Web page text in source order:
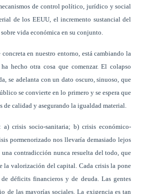
de control político, jurídico y social
de los EEUU, el incremento sustancial del
vida económica en su conjunto.
en nuestro entorno, está cambiando la
hecho otra cosa que comenzar. El colapso
se adelanta con un dato oscuro, sinuoso, que
se convierte en lo primero y se espera que
de calidad y asegurando la igualdad material.
crisis socio-sanitaria; b) crisis económico-
pormenorizado nos llevaría demasiado lejos
una contradicción nunca resuelta del todo, que
la valorización del capital. Cada crisis la pone
déficits financieros y de deuda. Las gentes
de las mayorías sociales. La exigencia es tan